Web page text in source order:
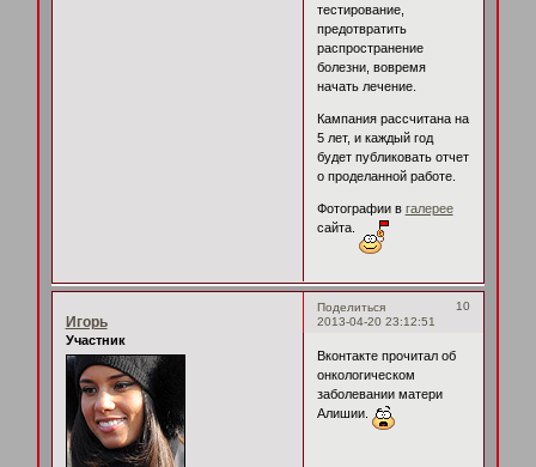
тестирование,
предотвратить
распространение
болезни, вовремя
начать лечение.
Кампания рассчитана на
5 лет, и каждый год
будет публиковать отчет
о проделанной работе.
Фотографии в галерее
сайта.
Поделиться
10
2013-04-20 23:12:51
Игорь
Участник
Вконтакте прочитал об
онкологическом
заболевании матери
Алишии.